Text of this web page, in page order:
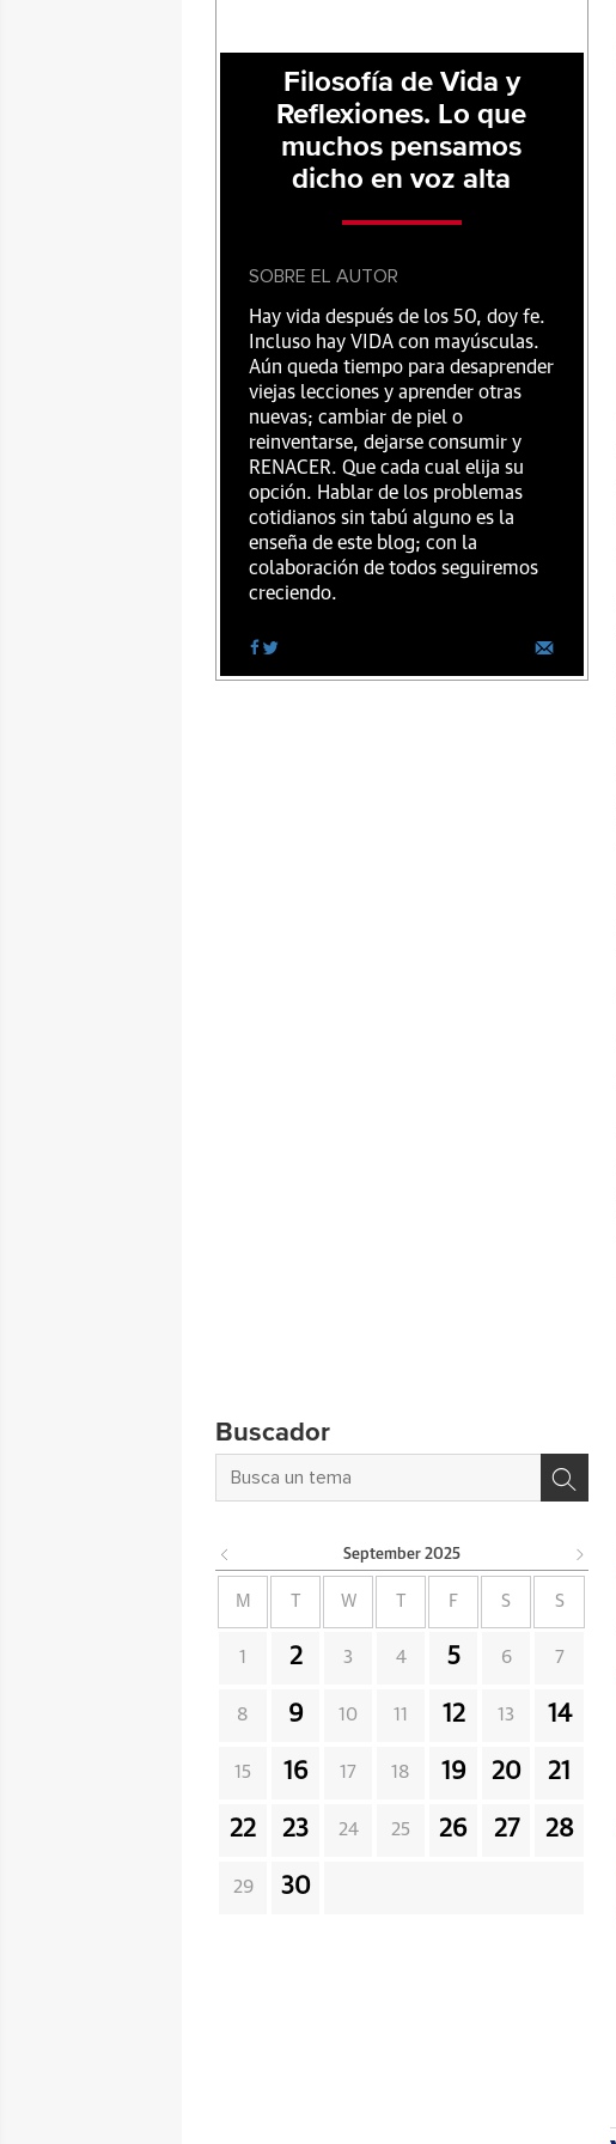
Filosofía de Vida y
Reflexiones. Lo que
muchos pensamos
dicho en voz alta
SOBRE EL AUTOR
Hay vida después de los 50, doy fe.
Incluso hay VIDA con mayúsculas.
Aún queda tiempo para desaprender
viejas lecciones y aprender otras
nuevas; cambiar de piel o
reinventarse, dejarse consumir y
RENACER. Que cada cual elija su
opción. Hablar de los problemas
cotidianos sin tabú alguno es la
enseña de este blog; con la
colaboración de todos seguiremos
creciendo.
Buscador
September 2025
M W F S S
1 2 3 4 5 6 7
8 9 10 11 12 13 14
15 16 17 18 19 20 21
22 23 24 25 26 27 28
29 30